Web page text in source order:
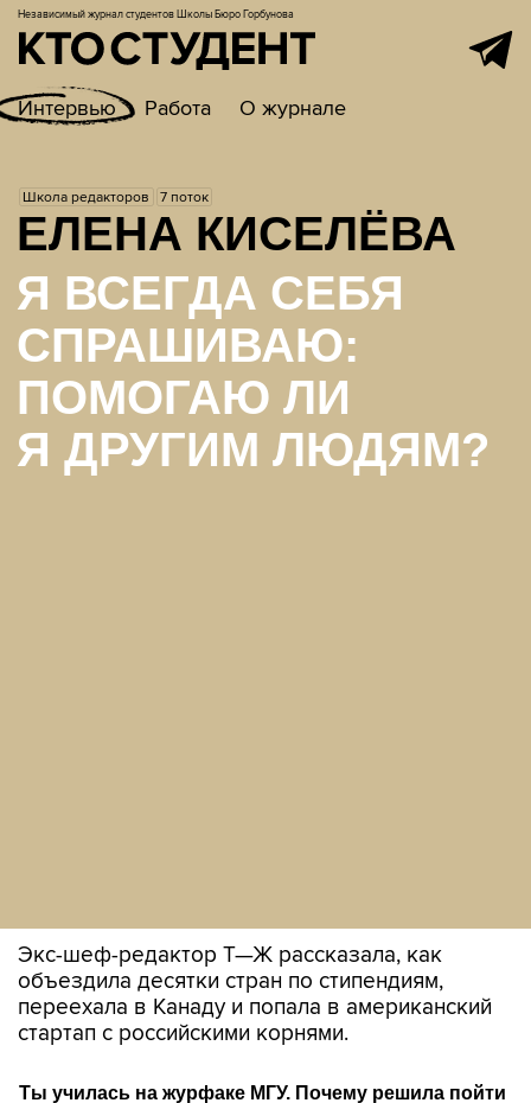
Независимый журнал студентов Школы Бюро Горбунова
Интервью Работа О журнале
Школа редакторов 7 поток
ЕЛЕНА КИСЕЛЁВА
Я ВСЕГДА СЕБЯ
СПРАШИВАЮ:
ПОМОГАЮ ЛИ
Я ДРУГИМ ЛЮДЯМ?
Экс-шеф-редактор Т—Ж рассказала, как
объездила десятки стран по стипендиям,
переехала в Канаду и попала в американский
стартап с российскими корнями.
Ты училась на журфаке МГУ. Почему решила пойти